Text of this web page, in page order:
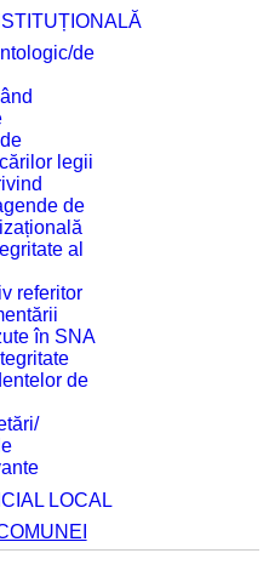
de
legii
de
al
referitor
în SNA
de
LOCAL